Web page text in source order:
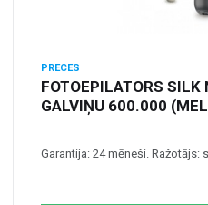
PRECES
FOTOEPILATORS SILK
GALVIŅU 600.000
Garantija: 24 mēneši. Ražotājs: